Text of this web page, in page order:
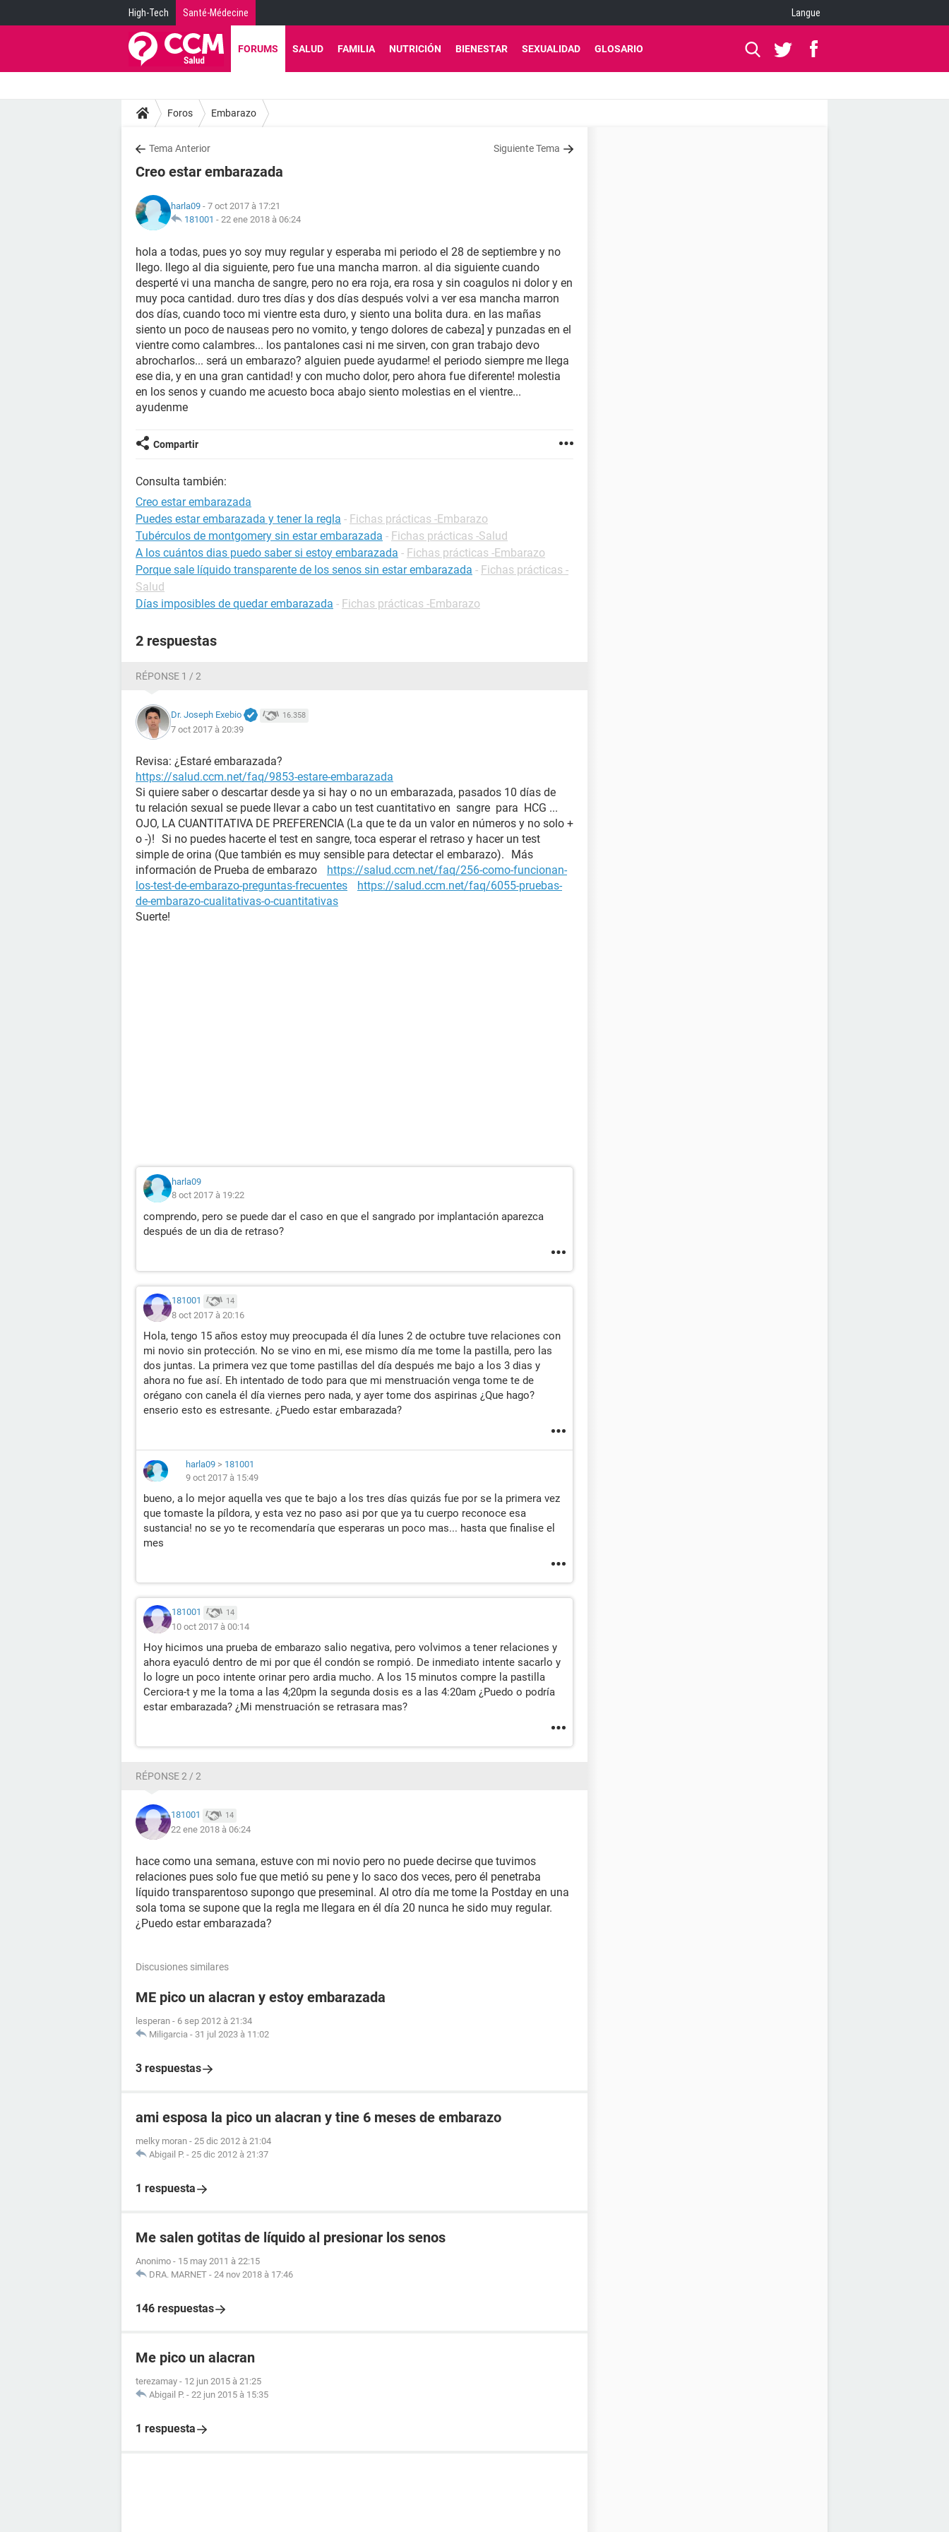
High-Tech Santé-Médecine Langue
FORUMS SALUD FAMILIA NUTRICIÓN BIENESTAR SEXUALIDAD GLOSARIO
Foros Embarazo
Tema Anterior Siguiente Tema
Creo estar embarazada
harla09 - 7 oct 2017 à 17:21
181001 - 22 ene 2018 à 06:24
hola a todas, pues yo soy muy regular y esperaba mi periodo el 28 de septiembre y no
llego. llego al dia siguiente, pero fue una mancha marron. al dia siguiente cuando
desperté vi una mancha de sangre, pero no era roja, era rosa y sin coagulos ni dolor y en
muy poca cantidad. duro tres días y dos días después volvi a ver esa mancha marron
dos días, cuando toco mi vientre esta duro, y siento una bolita dura. en las mañas
siento un poco de nauseas pero no vomito, y tengo dolores de cabeza] y punzadas en el
vientre como calambres... los pantalones casi ni me sirven, con gran trabajo devo
abrocharlos... será un embarazo? alguien puede ayudarme! el periodo siempre me llega
ese dia, y en una gran cantidad! y con mucho dolor, pero ahora fue diferente! molestia
en los senos y cuando me acuesto boca abajo siento molestias en el vientre...
ayudenme
Compartir
Consulta también:
Creo estar embarazada
Puedes estar embarazada y tener la regla - Fichas prácticas -Embarazo
Tubérculos de montgomery sin estar embarazada - Fichas prácticas -Salud
A los cuántos dias puedo saber si estoy embarazada - Fichas prácticas -Embarazo
Porque sale líquido transparente de los senos sin estar embarazada - Fichas prácticas -
Salud
Días imposibles de quedar embarazada - Fichas prácticas -Embarazo
2 respuestas
RÉPONSE 1 / 2
Dr. Joseph Exebio 16.358
7 oct 2017 à 20:39
Revisa: ¿Estaré embarazada?
https://salud.ccm.net/faq/9853-estare-embarazada
Si quiere saber o descartar desde ya si hay o no un embarazada, pasados 10 días de
tu relación sexual se puede llevar a cabo un test cuantitativo en sangre para HCG ...
OJO, LA CUANTITATIVA DE PREFERENCIA (La que te da un valor en números y no solo +
o -)! Si no puedes hacerte el test en sangre, toca esperar el retraso y hacer un test
simple de orina (Que también es muy sensible para detectar el embarazo). Más
información de Prueba de embarazo https://salud.ccm.net/faq/256-como-funcionan-
los-test-de-embarazo-preguntas-frecuentes
https://salud.ccm.net/faq/6055-pruebas-
de-embarazo-cualitativas-o-cuantitativas
Suerte!
harla09
8 oct 2017 à 19:22
comprendo, pero se puede dar el caso en que el sangrado por implantación aparezca
después de un dia de retraso?
181001 14
8 oct 2017 à 20:16
Hola, tengo 15 años estoy muy preocupada él día lunes 2 de octubre tuve relaciones con
mi novio sin protección. No se vino en mi, ese mismo día me tome la pastilla, pero las
dos juntas. La primera vez que tome pastillas del día después me bajo a los 3 dias y
ahora no fue así. Eh intentado de todo para que mi menstruación venga tome te de
orégano con canela él día viernes pero nada, y ayer tome dos aspirinas ¿Que hago?
enserio esto es estresante. ¿Puedo estar embarazada?
harla09 > 181001
9 oct 2017 à 15:49
bueno, a lo mejor aquella ves que te bajo a los tres días quizás fue por se la primera vez
que tomaste la píldora, y esta vez no paso asi por que ya tu cuerpo reconoce esa
sustancia! no se yo te recomendaría que esperaras un poco mas... hasta que finalise el
mes
181001 14
10 oct 2017 à 00:14
Hoy hicimos una prueba de embarazo salio negativa, pero volvimos a tener relaciones y
ahora eyaculó dentro de mi por que él condón se rompió. De inmediato intente sacarlo y
lo logre un poco intente orinar pero ardia mucho. A los 15 minutos compre la pastilla
Cerciora-t y me la toma a las 4;20pm la segunda dosis es a las 4:20am ¿Puedo o podría
estar embarazada? ¿Mi menstruación se retrasara mas?
RÉPONSE 2 / 2
181001 14
22 ene 2018 à 06:24
hace como una semana, estuve con mi novio pero no puede decirse que tuvimos
relaciones pues solo fue que metió su pene y lo saco dos veces, pero él penetraba
líquido transparentoso supongo que preseminal. Al otro día me tome la Postday en una
sola toma se supone que la regla me llegara en él día 20 nunca he sido muy regular.
¿Puedo estar embarazada?
Discusiones similares
ME pico un alacran y estoy embarazada
lesperan - 6 sep 2012 à 21:34
Miligarcia - 31 jul 2023 à 11:02
3 respuestas
ami esposa la pico un alacran y tine 6 meses de embarazo
melky moran - 25 dic 2012 à 21:04
Abigail P. - 25 dic 2012 à 21:37
1 respuesta
Me salen gotitas de líquido al presionar los senos
Anonimo - 15 may 2011 à 22:15
DRA. MARNET - 24 nov 2018 à 17:46
146 respuestas
Me pico un alacran
terezamay - 12 jun 2015 à 21:25
Abigail P. - 22 jun 2015 à 15:35
1 respuesta